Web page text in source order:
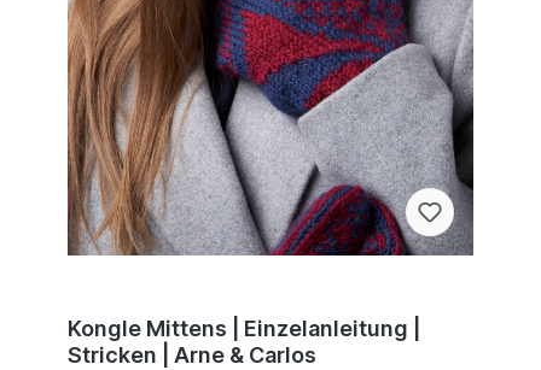
Kongle Mittens | Einzelanleitung |
Stricken | Arne & Carlos